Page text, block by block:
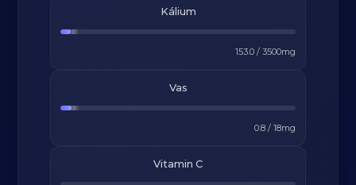
Kálium
153.0/ 3500mg
Vas
0.8/ 18mg
Vitamin C